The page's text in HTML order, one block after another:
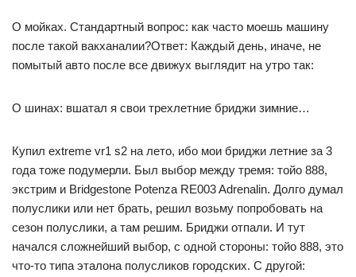
О мойках. Стандартный вопрос: как часто моешь машину
после такой вакханалии?Ответ: Каждый день, иначе, не
помытый авто после все движух выглядит на утро так:
О шинах: вшатал я свои трехлетние бриджи зимние…
Купил extreme vr1 s2 на лето, ибо мои бриджи летние за 3
года тоже подумерли. Был выбор между тремя: тойо 888,
экстрим и Bridgestone Potenza RE003 Adrenalin. Долго думал
полуслики или нет брать, решил возьму попробовать на
сезон полуслики, а там решим. Бриджи отпали. И тут
начался сложнейший выбор, с одной стороны: тойо 888, это
что-то типа эталона полусликов городских. С другой: